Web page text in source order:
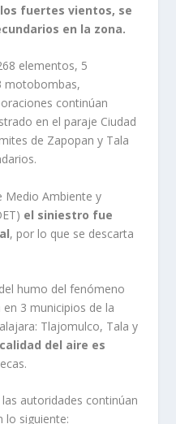
fuertes vientos, se
en la zona.
elementos, 5
motobombas,
continúan
en el paraje Ciudad
de Zapopan y Tala
Medio Ambiente y
el siniestro fue
, por lo que se descarta
humo del fenómeno
3 municipios de la
Tlajomulco, Tala y
del aire es
autoridades continúan
lo siguiente: